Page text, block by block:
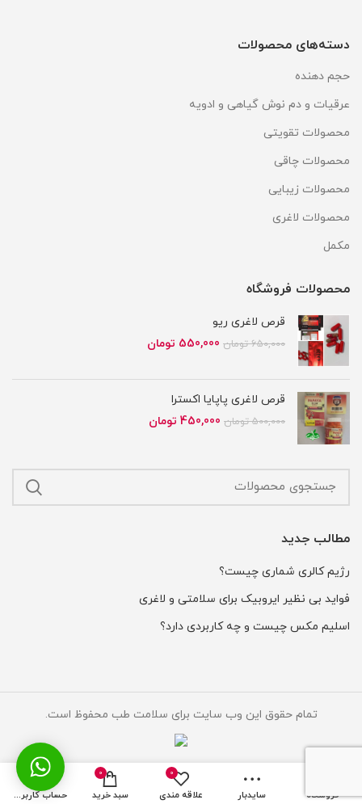
دسته‌های محصولات
حجم دهنده
عرقیات و دم نوش گیاهی و ادویه
محصولات تقویتی
محصولات چاقی
محصولات زیبایی
محصولات لاغری
مکمل
محصولات فروشگاه
قرص لاغری ریو
650,000 تومان قیمت
550,000 تومان
قرص لاغری پاپایا اکسترا
500,000 تومان قیمت
بود.
450,000 تومان
است.
مطالب جدید
رژیم کالری شماری چیست؟
فواید بی نظیر ایروبیک برای سلامتی و لاغری
اسلیم مکس چیست و چه کاربردی دارد؟
تمام حقوق این وب سایت برای سلامت طب محفوظ است.
فروشگاه سایدبار
0
علاقه مندی
0
سبد خرید حساب کاربری من